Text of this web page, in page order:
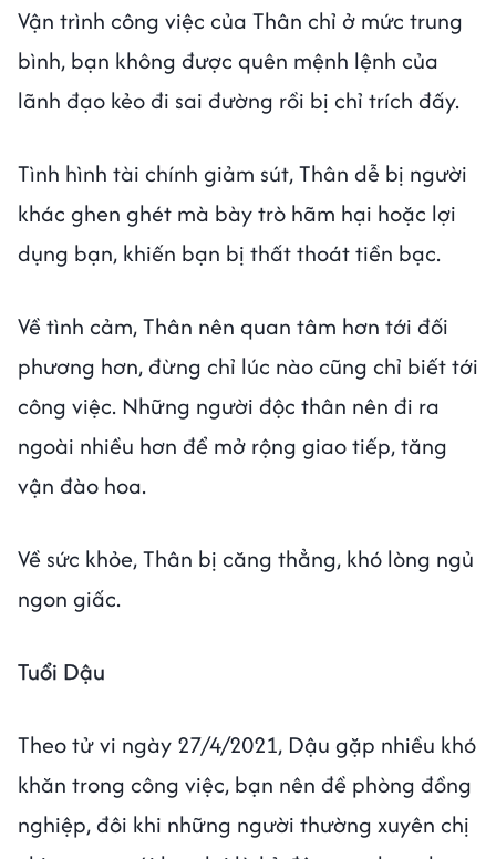
Vận trình công việc của Thân chỉ ở mức trung
bình, bạn không được quên mệnh lệnh của
lãnh đạo kẻo đi sai đường rồi bị chỉ trích đấy.
Tình hình tài chính giảm sút, Thân dễ bị người
khác ghen ghét mà bày trò hãm hại hoặc lợi
dụng bạn, khiến bạn bị thất thoát tiền bạc.
Về tình cảm, Thân nên quan tâm hơn tới đối
phương hơn, đừng chỉ lúc nào cũng chỉ biết tới
công việc. Những người độc thân nên đi ra
ngoài nhiều hơn để mở rộng giao tiếp, tăng
vận đào hoa.
Về sức khỏe, Thân bị căng thẳng, khó lòng ngủ
ngon giấc.
Tuổi Dậu
Theo tử vi ngày 27/4/2021, Dậu gặp nhiều khó
khăn trong công việc, bạn nên đề phòng đồng
nghiệp, đôi khi những người thường xuyên chị